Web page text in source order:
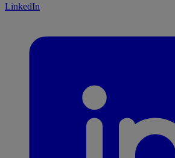
LinkedIn